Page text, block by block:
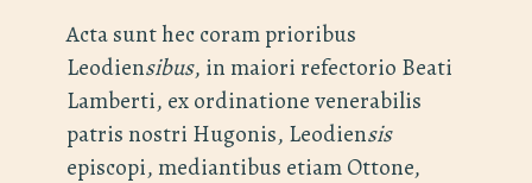
Acta sunt hec coram prioribus
Leodiensibus, in maiori refectorio Beati
Lamberti, ex ordinatione venerabilis
patris nostri Hugonis, Leodiensis
episcopi, mediantibus etiam Ottone,